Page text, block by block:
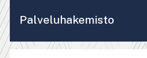
Palveluhakemisto